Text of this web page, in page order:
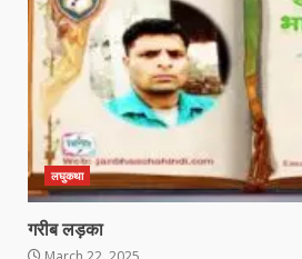
लघुकथा
गरीब लड़का